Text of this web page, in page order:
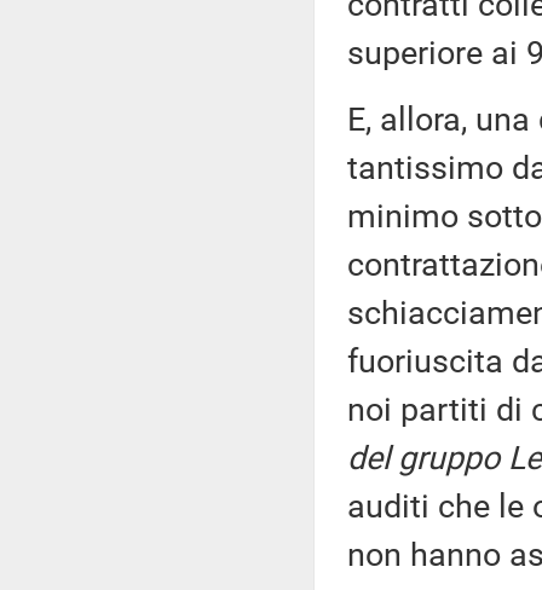
superiore ai
E, allora,
tantissimo
minimo
fuoriuscita
noi partiti di
del gruppo
auditi che le
non hanno